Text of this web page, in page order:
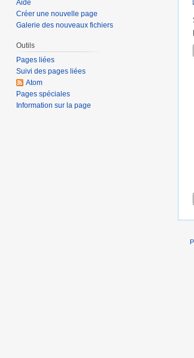
Aide
Créer une nouvelle page
Galerie des nouveaux fichiers
Outils
Pages liées
Suivi des pages liées
Atom
Pages spéciales
Information sur la page